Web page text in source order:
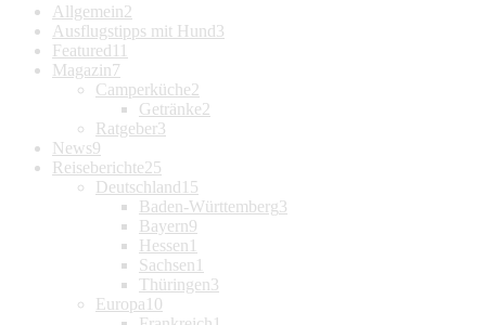
Allgemein2
Ausflugstipps mit Hund3
Featured 11
Magazin7
Camperküche2
Getränke2
Ratgeber3
News9
Reiseberichte25
Deutschland 15
Baden-Württemberg3
Bayern9
Hessen 1
Sachsen 1
Thüringen3
Europa 10